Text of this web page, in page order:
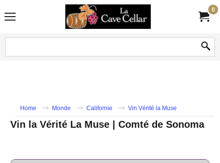
0
Home Monde Californie Vin Vérité la Muse
Vin la Vérité La Muse | Comté de Sonoma